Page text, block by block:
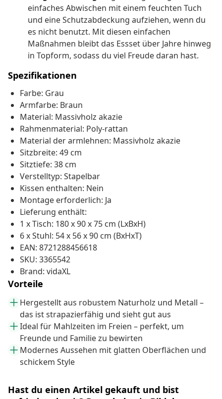
einfaches Abwischen mit einem feuchten Tuch
und eine Schutzabdeckung aufziehen, wenn du
es nicht benutzt. Mit diesen einfachen
Maßnahmen bleibt das Essset über Jahre hinweg
in Topform, sodass du viel Freude daran hast.
Spezifikationen
Farbe: Grau
Armfarbe: Braun
Material: Massivholz akazie
Rahmenmaterial: Poly-rattan
Material der armlehnen: Massivholz akazie
Sitzbreite: 49 cm
Sitztiefe: 38 cm
Verstelltyp: Stapelbar
Kissen enthalten: Nein
Montage erforderlich: Ja
Lieferung enthält:
1 x Tisch: 180 x 90 x 75 cm (LxBxH)
6 x Stuhl: 54 x 56 x 90 cm (BxHxT)
EAN: 8721288456618
SKU: 3365542
Brand: vidaXL
Vorteile
Hergestellt aus robustem Naturholz und Metall –
das ist strapazierfähig und sieht gut aus
Ideal für Mahlzeiten im Freien – perfekt, um
Freunde und Familie zu bewirten
Modernes Aussehen mit glatten Oberflächen und
schickem Style
Hast du einen Artikel gekauft und bist